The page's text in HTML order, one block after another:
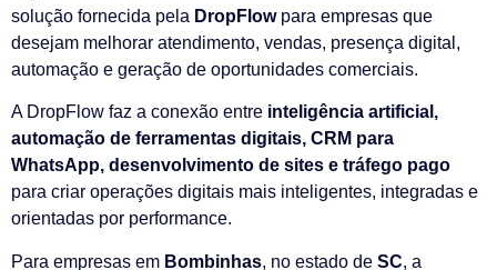
solução fornecida pela DropFlowpara empresas que
desejam melhorar atendimento, vendas, presença digital,
automação e geração de oportunidades comerciais.
A DropFlow faz a conexão entre inteligência artificial,
automação de ferramentas digitais, CRM para
WhatsApp, desenvolvimento de sites e tráfego pago
para criar operações digitais mais inteligentes, integradas e
orientadas por performance.
Para empresas em Bombinhas, no estado de SC, a